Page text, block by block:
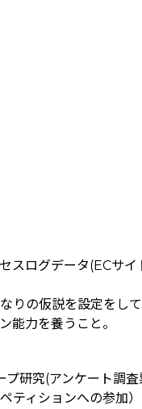
スログデータ(ECサ
りの仮説を設定をし
能力を養うこと。
研究(アンケート調
ティションへの参加）